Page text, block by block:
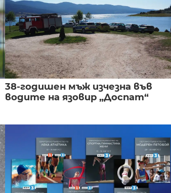
38-годишен мъж изчезна във
водите на язовир „Доспат“